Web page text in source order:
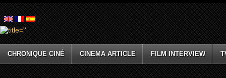
CHRONIQUE CINÉ CINEMA ARTICLE FILM INTERVIEW